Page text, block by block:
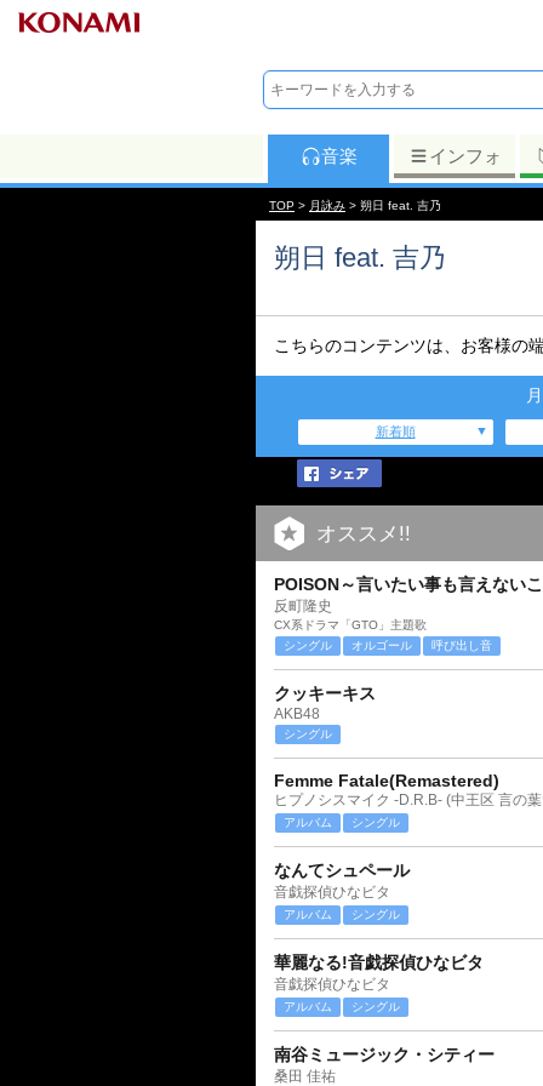
音楽 インフォ
TOP > 月詠み > 朔日 feat. 吉乃
朔日 feat. 吉乃
こちらのコンテンツは、お客様の
新着順
オススメ!!
POISON～言いたい事も言えない
反町隆史
CX系ドラマ「GTO」主題歌
シングル
オルゴール 呼び出し音
クッキーキス
AKB48
シングル
Femme Fatale(Remastered)
ヒプノシスマイク -D.R.B- (中王区 言の
アルバム シングル
なんてシュペール
音戯探偵ひなビタ
アルバム シングル
華麗なる!音戯探偵ひなビタ
音戯探偵ひなビタ
アルバム シングル
南谷ミュージック・シティー
桑田 佳祐